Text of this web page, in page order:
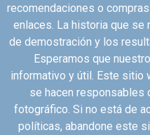
recomendaciones o
enlaces. La historia que se
de demostración y los
Esperamos que
informativo y útil. Este sitio
se hacen responsables
fotográfico. Si no está de
políticas, abandone este